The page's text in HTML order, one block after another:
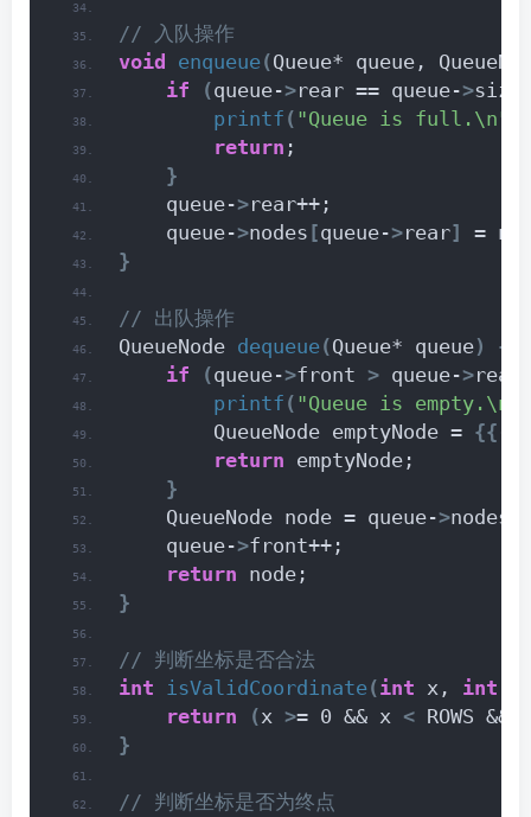
// 入队操作
void
enqueue(Queue* queue,
if
(queue->rear == queue->
printf ( "Queue is full.\n"
return ;
}
    queue-
>rear++;
    queue-
>nodes [queue->rear]
=
}
// 出队操作
QueueNode dequeue(Queue* queue)
{
if
(queue->front > queue->rear
printf ( "Queue is empty.\n"
        QueueNode emptyNode =
{{
return emptyNode;
}
    QueueNode node = queue-
>nodes
    queue-
>front++;
return node;
}
// 判断坐标是否合法
int isValidCoordinate(int x, int
return
(x >= 0 && x < ROWS
}
// 判断坐标是否为终点